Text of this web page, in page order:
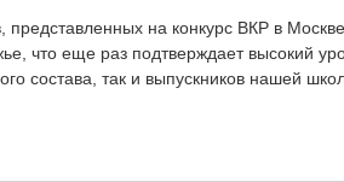
представленных на конкурс ВКР в
что еще раз подтверждает высокий
состава, так и выпускников нашей